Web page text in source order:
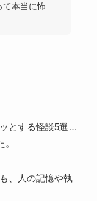
て本当に怖
とする怪談5選…
、人の記憶や執